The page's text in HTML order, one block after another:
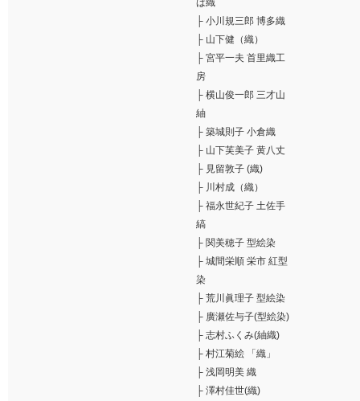
├ 小川規三郎 博多織
├ 山下健（織）
├ 宮平一夫 首里織工
房
├ 横山俊一郎 三才山
紬
├ 築城則子 小倉織
├ 山下芙美子 黄八丈
├ 見留敦子 (織)
├ 川村成（織）
├ 福永世紀子 土佐手
縞
├ 関美穂子 型絵染
├ 城間栄順 栄市 紅型
染
├ 荒川眞理子 型絵染
├ 廣瀬佐与子(型絵染)
├ 志村ふくみ(紬織)
├ 村江菊絵 「織」
├ 浅岡明美 織
├ 澤村佳世(織)